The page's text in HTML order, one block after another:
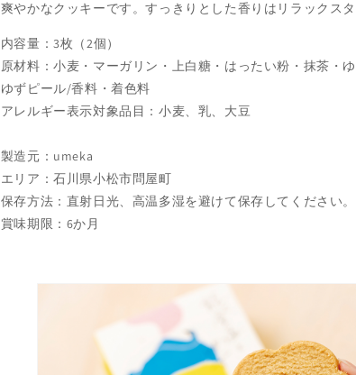
爽やかなクッキーです。すっきりとした香りはリラックスタ
内容量：3枚（2個）
原材料：小麦・マーガリン・上白糖・はったい粉・抹茶・
ゆずピール/香料・着色料
アレルギー表示対象品目：小麦、乳、大豆
製造元：umeka
エリア：石川県小松市問屋町
保存方法：直射日光、高温多湿を避けて保存してください。
賞味期限：6か月